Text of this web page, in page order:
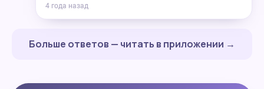
4 года назад
Больше ответов — читать в приложении →